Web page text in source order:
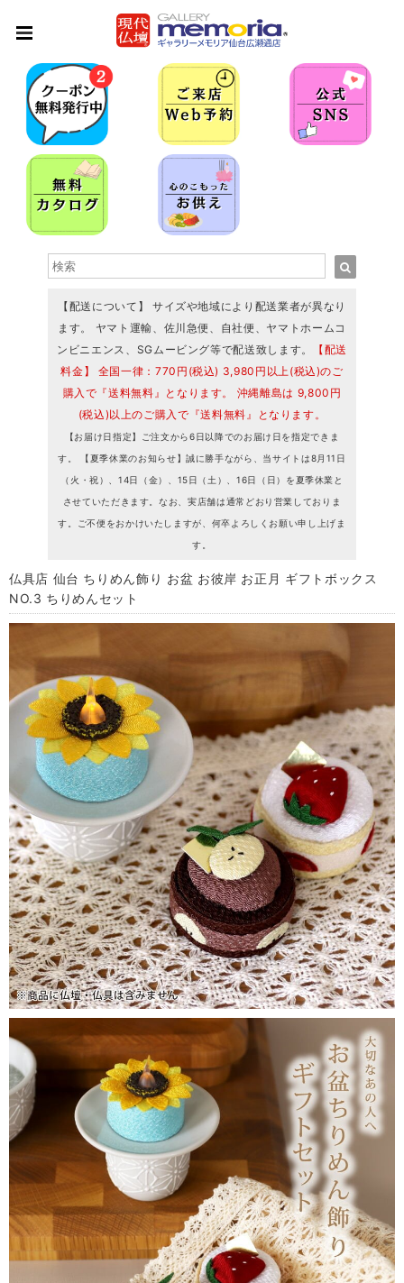
【配送について】 サイズや地域により配送業者が異なり
ます。 ヤマト運輸、佐川急便、自社便、ヤマトホームコ
ンビニエンス、SGムービング等で配送致します。
【配送
料金】 全国一律：770円(税込) 3,980円以上(税込)のご
購入で『送料無料』となります。 沖縄離島は 9,800円
(税込)以上のご購入で『送料無料』となります。
【お届け日指定】ご注文から6日以降でのお届け日を指定できま
す。 【夏季休業のお知らせ】誠に勝手ながら、当サイトは8月11日
（火・祝）、14日（金）、15日（土）、16日（日）を夏季休業と
させていただきます。なお、実店舗は通常どおり営業しておりま
す。ご不便をおかけいたしますが、何卒よろしくお願い申し上げま
す。
仏具店 仙台 ちりめん飾り お盆 お彼岸 お正月 ギフトボックス
NO.3 ちりめんセット